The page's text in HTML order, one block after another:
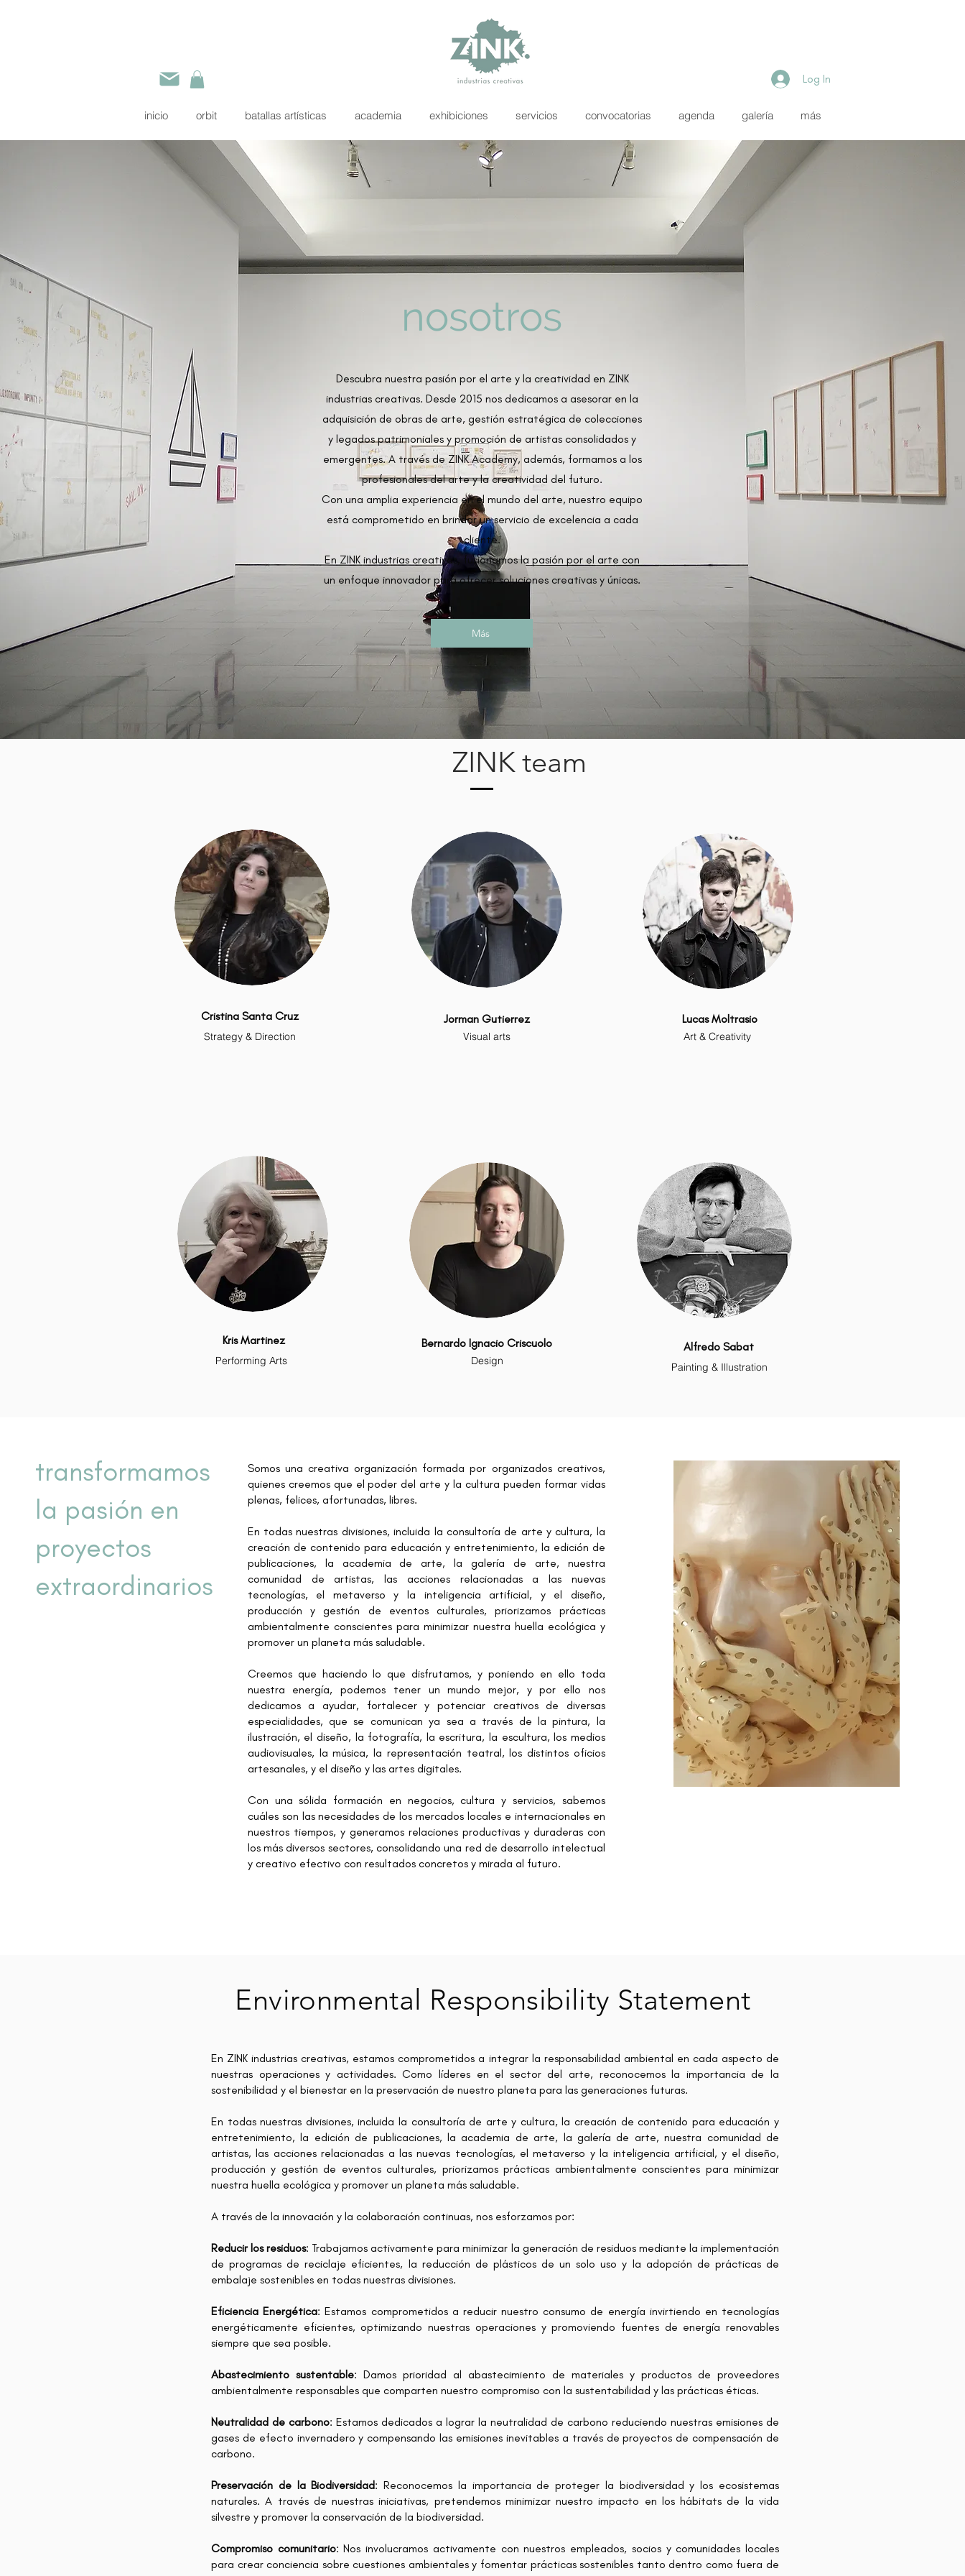
Log In
inicio orbit batallas artísticas academia exhibiciones servicios convocatorias agenda galería más
nosotros
Descubra nuestra pasión por el arte y la creatividad en ZINK
industrias creativas. Desde 2015 nos dedicamos a asesorar en la
adquisición de obras de arte, gestión estratégica de colecciones
y legados patrimoniales y promoción de artistas consolidados y
emergentes. A través de ZINK Academy, además, formamos a los
profesionales del arte y la creatividad del futuro.
Con una amplia experiencia en el mundo del arte, nuestro equipo
está comprometido en brindar un servicio de excelencia a cada
cliente.
En ZINK industrias creativas, fusionamos la pasión por el arte con
un enfoque innovador para ofrecer soluciones creativas y únicas.
Más
ZINK team
Kris Martinez
Performing Arts
Bernardo Ignacio Criscuolo
Design
Alfredo Sabat
Painting & Illustration
Cristina Santa Cruz
Strategy & Direction
Jorman Gutierrez
Visual arts
Lucas Moltrasio
Art & Creativity
transformamos
la pasión en
proyectos
extraordinarios
Somos una creativa organización formada por organizados creativos,
quienes creemos que el poder del arte y la cultura pueden formar vidas
plenas, felices, afortunadas, libres.
En todas nuestras divisiones, incluida la consultoría de arte y cultura, la
creación de contenido para educación y entretenimiento, la edición de
publicaciones, la academia de arte, la galería de arte, nuestra
comunidad de artistas, las acciones relacionadas a las nuevas
tecnologías, el metaverso y la inteligencia artificial, y el diseño,
producción y gestión de eventos culturales, priorizamos prácticas
ambientalmente conscientes para minimizar nuestra huella ecológica y
promover un planeta más saludable.
Creemos que haciendo lo que disfrutamos, y poniendo en ello toda
nuestra energía, podemos tener un mundo mejor, y por ello nos
dedicamos a ayudar, fortalecer y potenciar creativos de diversas
especialidades, que se comunican ya sea a través de la pintura, la
ilustración, el diseño, la fotografía, la escritura, la escultura, los medios
audiovisuales, la música, la representación teatral, los distintos oficios
artesanales, y el diseño y las artes digitales.
Con una sólida formación en negocios, cultura y servicios, sabemos
cuáles son las necesidades de los mercados locales e internacionales en
nuestros tiempos, y generamos relaciones productivas y duraderas con
los más diversos sectores, consolidando una red de desarrollo intelectual
y creativo efectivo con resultados concretos y mirada al futuro.
Environmental Responsibility Statement
En ZINK industrias creativas, estamos comprometidos a integrar la responsabilidad ambiental en cada aspecto de
nuestras operaciones y actividades. Como líderes en el sector del arte, reconocemos la importancia de la
sostenibilidad y el bienestar en la preservación de nuestro planeta para las generaciones futuras.
En todas nuestras divisiones, incluida la consultoría de arte y cultura, la creación de contenido para educación y
entretenimiento, la edición de publicaciones, la academia de arte, la galería de arte, nuestra comunidad de
artistas, las acciones relacionadas a las nuevas tecnologías, el metaverso y la inteligencia artificial, y el diseño,
producción y gestión de eventos culturales, priorizamos prácticas ambientalmente conscientes para minimizar
nuestra huella ecológica y promover un planeta más saludable.
A través de la innovación y la colaboración continuas, nos esforzamos por:
Reducir los residuos: Trabajamos activamente para minimizar la generación de residuos mediante la implementación
de programas de reciclaje eficientes, la reducción de plásticos de un solo uso y la adopción de prácticas de
embalaje sostenibles en todas nuestras divisiones.
Eficiencia Energética: Estamos comprometidos a reducir nuestro consumo de energía invirtiendo en tecnologías
energéticamente eficientes, optimizando nuestras operaciones y promoviendo fuentes de energía renovables
siempre que sea posible.
Abastecimiento sustentable: Damos prioridad al abastecimiento de materiales y productos de proveedores
ambientalmente responsables que comparten nuestro compromiso con la sustentabilidad y las prácticas éticas.
Neutralidad de carbono: Estamos dedicados a lograr la neutralidad de carbono reduciendo nuestras emisiones de
gases de efecto invernadero y compensando las emisiones inevitables a través de proyectos de compensación de
carbono.
Preservación de la Biodiversidad: Reconocemos la importancia de proteger la biodiversidad y los ecosistemas
naturales. A través de nuestras iniciativas, pretendemos minimizar nuestro impacto en los hábitats de la vida
silvestre y promover la conservación de la biodiversidad.
Compromiso comunitario: Nos involucramos activamente con nuestros empleados, socios y comunidades locales
para crear conciencia sobre cuestiones ambientales y fomentar prácticas sostenibles tanto dentro como fuera de